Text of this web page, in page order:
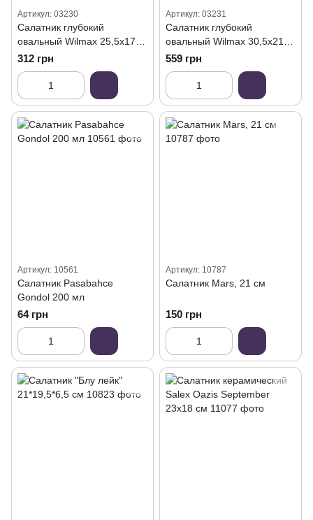
Артикул: 03230
Салатник глубокий
овальный Wilmax 25,5х17
см
312 грн
Артикул: 03231
Салатник глубокий
овальный Wilmax 30,5х21
см
559 грн
Артикул: 10561
Салатник Pasabahce
Gondol 200 мл
64 грн
Артикул: 10787
Салатник Mars, 21 см
150 грн